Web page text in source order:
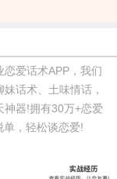
爱话术APP，我们
话术、土味情话，
神器!拥有30万+恋爱
，轻松谈恋爱!